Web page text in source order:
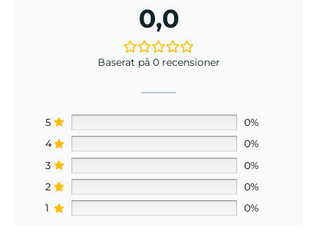
0,0
Baserat på 0 recensioner
5
0%
4
0%
3
0%
2
0%
1
0%